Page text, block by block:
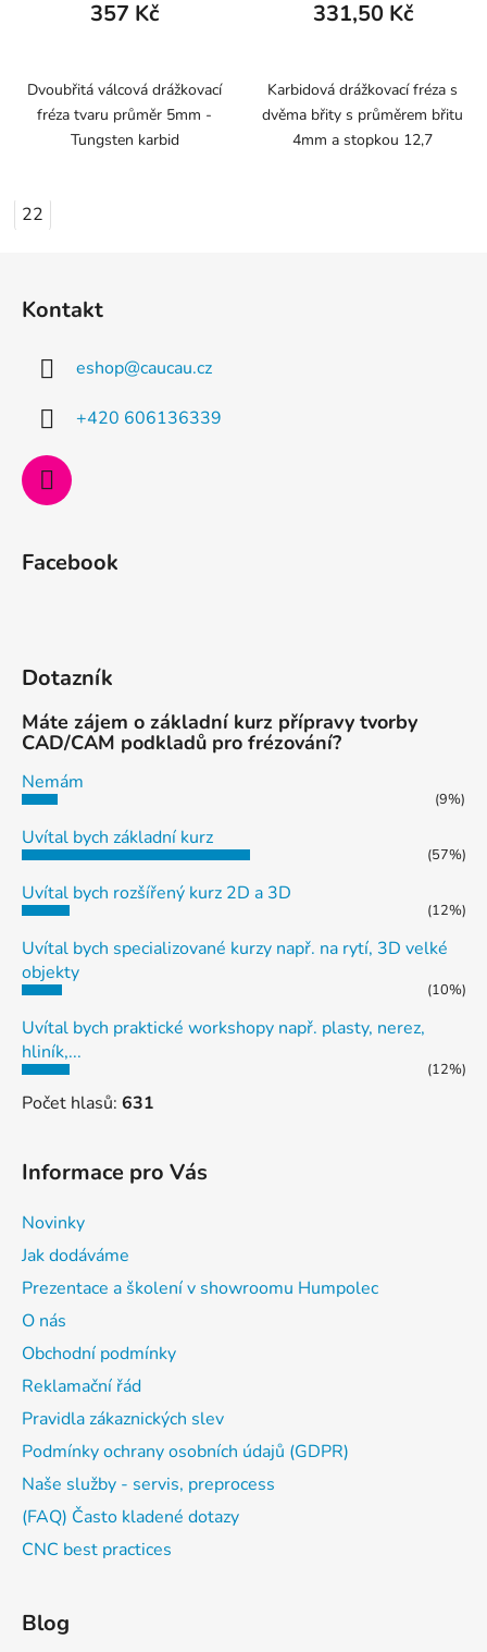
357 Kč
Dvoubřitá válcová drážkovací
fréza tvaru průměr 5mm -
Tungsten karbid
22
331,50 Kč
Karbidová drážkovací fréza s
dvěma břity s průměrem břitu
4mm a stopkou 12,7
Kontakt
eshop@caucau.cz
+420 606136339
Facebook
Dotazník
Máte zájem o základní kurz přípravy tvorby
CAD/CAM podkladů pro frézování?
Nemám
(9%)
Uvítal bych základní kurz
(57%)
Uvítal bych rozšířený kurz 2D a 3D
(12%)
Uvítal bych specializované kurzy např. na rytí, 3D velké
objekty
(10%)
Uvítal bych praktické workshopy např. plasty, nerez,
hliník,...
(12%)
Počet hlasů: 631
Informace pro Vás
Novinky
Jak dodáváme
Prezentace a školení v showroomu Humpolec
O nás
Obchodní podmínky
Reklamační řád
Pravidla zákaznických slev
Podmínky ochrany osobních údajů (GDPR)
Naše služby - servis, preprocess
(FAQ) Často kladené dotazy
CNC best practices
Blog